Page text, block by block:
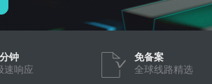
钟
速响应
免备案
全球线路精选